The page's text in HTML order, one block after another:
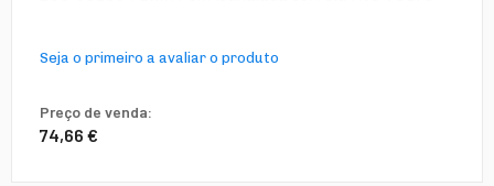
Seja o primeiro a avaliar o produto
Preço de venda:
74,66 €